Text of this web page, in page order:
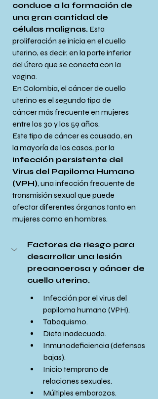
conduce a la formación de
una gran cantidad de
células malignas. Esta
proliferación se inicia en el cuello
uterino, es decir, en la parte inferior
del útero que se conecta con la
vagina.
En Colombia, el cáncer de cuello
uterino es el segundo tipo de
cáncer más frecuente en mujeres
entre los 30 y los 59 años.
Este tipo de cáncer es causado, en
la mayoría de los casos, por la
infección persistente del
Virus del Papiloma Humano
(VPH), una infección frecuente de
transmisión sexual que puede
afectar diferentes órganos tanto en
mujeres como en hombres.
Factores de riesgo para
desarrollar una lesión
precancerosa y cáncer de
cuello uterino.
Infección por el virus del
papiloma humano (VPH).
Tabaquismo.
Dieta inadecuada.
Inmunodeficiencia (defensas
bajas).
Inicio temprano de
relaciones sexuales.
Múltiples embarazos.